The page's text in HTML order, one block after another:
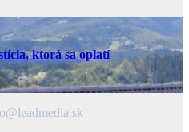
ktorá sa oplatí